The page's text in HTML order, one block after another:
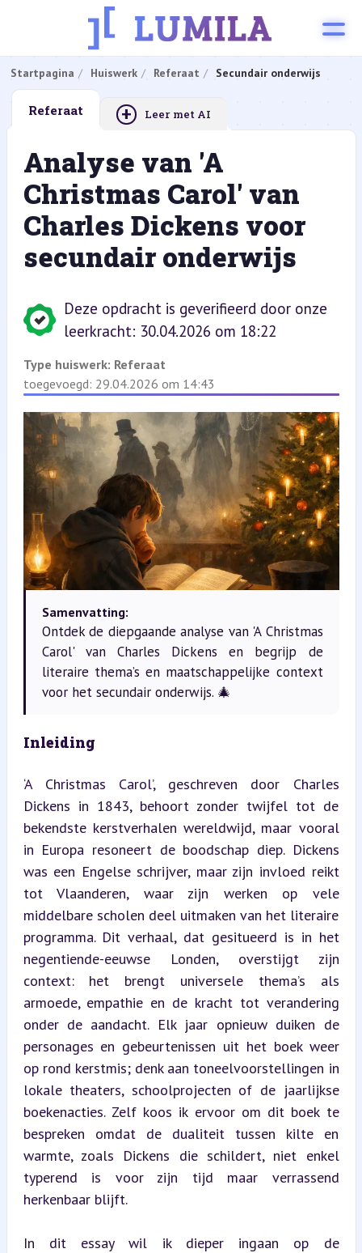
Startpagina Huiswerk Referaat Secundair onderwijs
Referaat + Leer met AI
Analyse van 'A
Christmas Carol' van
Charles Dickens voor
secundair onderwijs
Deze opdracht is geverifieerd door onze
leerkracht: 30.04.2026 om 18:22
Type huiswerk: Referaat
toegevoegd: 29.04.2026 om 14:43
Samenvatting:
Ontdek de diepgaande analyse van 'A Christmas
Carol' van Charles Dickens en begrijp de
literaire thema’s en maatschappelijke context
voor het secundair onderwijs. 🎄
Inleiding
‘A Christmas Carol’, geschreven door Charles
Dickens in 1843, behoort zonder twijfel tot de
bekendste kerstverhalen wereldwijd, maar vooral
in Europa resoneert de boodschap diep. Dickens
was een Engelse schrijver, maar zijn invloed reikt
tot Vlaanderen, waar zijn werken op vele
middelbare scholen deel uitmaken van het literaire
programma. Dit verhaal, dat gesitueerd is in het
negentiende-eeuwse Londen, overstijgt zijn
context: het brengt universele thema’s als
armoede, empathie en de kracht tot verandering
onder de aandacht. Elk jaar opnieuw duiken de
personages en gebeurtenissen uit het boek weer
op rond kerstmis; denk aan toneelvoorstellingen in
lokale theaters, schoolprojecten of de jaarlijkse
boekenacties. Zelf koos ik ervoor om dit boek te
bespreken omdat de dualiteit tussen kilte en
warmte, zoals Dickens die schildert, niet enkel
typerend is voor zijn tijd maar verrassend
herkenbaar blijft.
In dit essay wil ik dieper ingaan op de